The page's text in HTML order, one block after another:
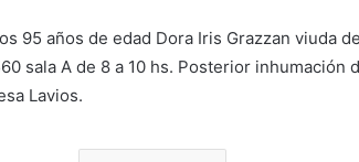
95 años de edad Dora Iris Grazzan viuda
sala A de 8 a 10 hs. Posterior inhumación
Lavios.